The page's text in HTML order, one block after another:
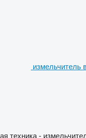
измельчитель
техника -